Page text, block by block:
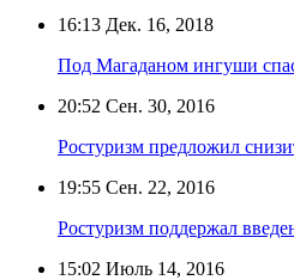
16:13 Дек. 16, 2018
Под Магаданом ингуши
20:52 Сен. 30, 2016
Ростуризм предложил
19:55 Сен. 22, 2016
Ростуризм поддержал
15:02 Июль 14, 2016